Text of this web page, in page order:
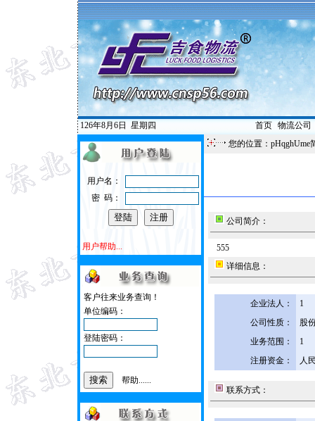
126年8月6日 星期四 首页| 物流公司
用户名：
密 码：
用户帮助...
客户往来业务查询！
单位编码：
登陆密码：
帮助......
您的位置：pHqghUme
公司简介：
555
详细信息：
企业法人：
1
公司性质：
股
业务范围：
1
注册资金：
人
联系方式：